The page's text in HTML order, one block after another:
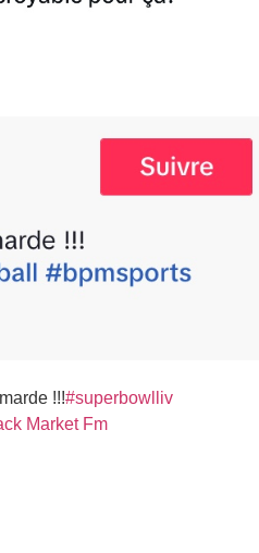
!!!#superbowlliv
Market Fm